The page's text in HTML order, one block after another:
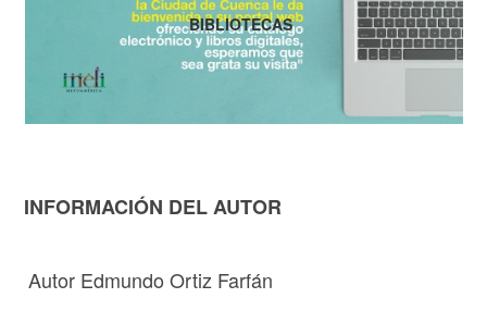
INFORMACIÓN DEL AUTOR
Autor Edmundo Ortiz Farfán
BIBLIOTECAS